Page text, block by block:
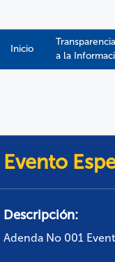
Inicio
a la
Evento
Descripción:
Adenda No 001